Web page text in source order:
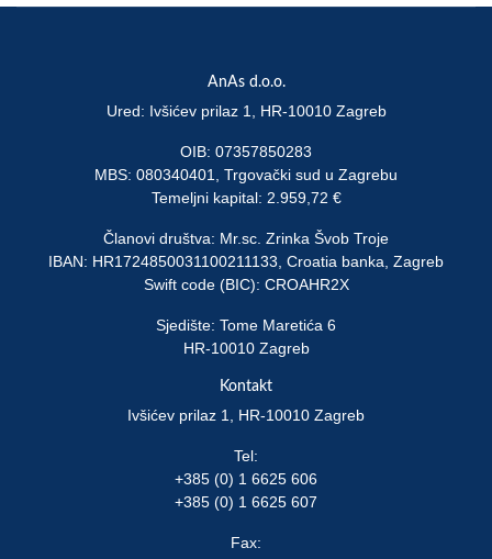
AnAs d.o.o.
Ured: Ivšićev prilaz 1, HR-10010 Zagreb
OIB: 07357850283
MBS: 080340401, Trgovački sud u Zagrebu
Temeljni kapital: 2.959,72 €
Članovi društva: Mr.sc. Zrinka Švob Troje
IBAN: HR1724850031100211133, Croatia banka, Zagreb
Swift code (BIC): CROAHR2X
Sjedište: Tome Maretića 6
HR-10010 Zagreb
Kontakt
Ivšićev prilaz 1, HR-10010 Zagreb
Tel:
+385 (0) 1 6625 606
+385 (0) 1 6625 607
Fax: